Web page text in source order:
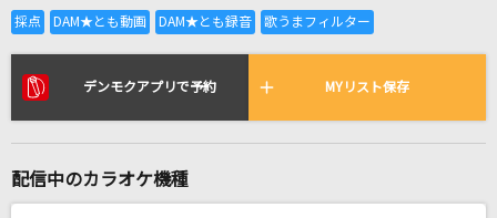
全国りれき
リアルタイムで歌われている曲の一覧
デンモクアプリで予約 MYリスト保存
配信中のカラオケ機種